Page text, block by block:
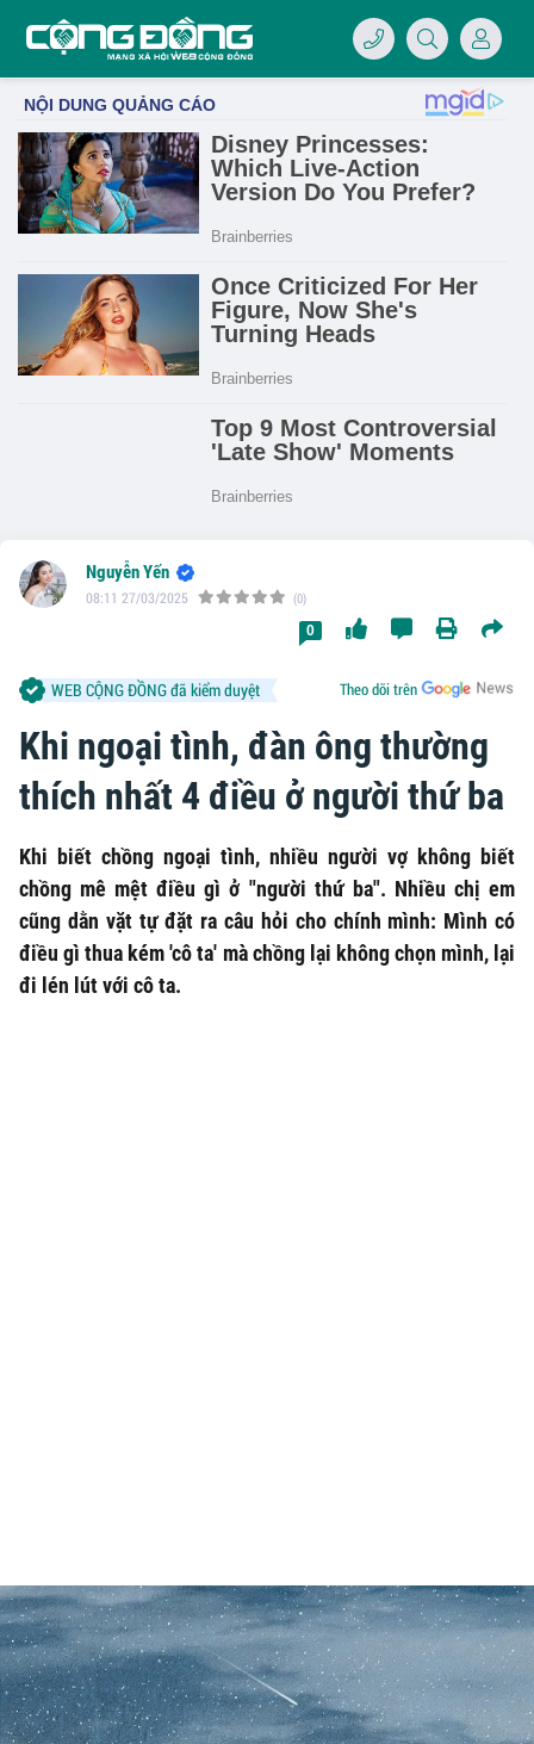
Khi ngoại tình, đàn ông thường
thích nhất 4 điều ở người thứ ba
Khi biết chồng ngoại tình, nhiều người vợ không biết
chồng mê mệt điều gì ở "người thứ ba". Nhiều chị em
cũng dằn vặt tự đặt ra câu hỏi cho chính mình: Mình có
điều gì thua kém 'cô ta' mà chồng lại không chọn mình, lại
đi lén lút với cô ta.
Nguyễn Yến
08:11 27/03/2025 (0)
0
Theo dõi trên
WEB CỘNG ĐỒNG đã kiểm duyệt
07/LOGO-